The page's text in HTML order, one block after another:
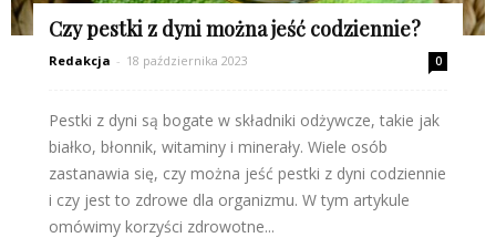
Czy pestki z dyni można jeść codziennie?
Redakcja - 18 października 2023 0
Pestki z dyni są bogate w składniki odżywcze, takie jak
białko, błonnik, witaminy i minerały. Wiele osób
zastanawia się, czy można jeść pestki z dyni codziennie
i czy jest to zdrowe dla organizmu. W tym artykule
omówimy korzyści zdrowotne...